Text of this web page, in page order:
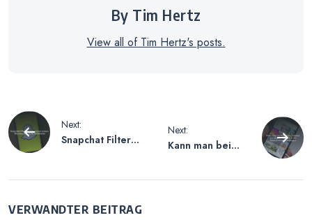
By Tim Hertz
View all of Tim Hertz's posts.
Beitragsnavigation
Next:
Snapchat Filter
Next:
Kann man bei
Follower
VERWANDTER BEITRAG